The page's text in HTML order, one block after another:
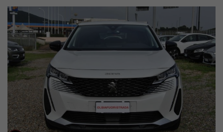
Oltre 30 anni di esperienza nei 4x4
Olbiafuoristrada Srl - Costa Smeralda
Via Cracovia n°2 - OLBIA - OT
Tel. 0789 - 51000 //
+39349 251 3229 Alessandro
+39 331 331 2306 Stefano
Assistenza
0789 - 57046
E-mail
olbia.fuoristrada@gmail.com
Web
www.olbiafuoristrada.it